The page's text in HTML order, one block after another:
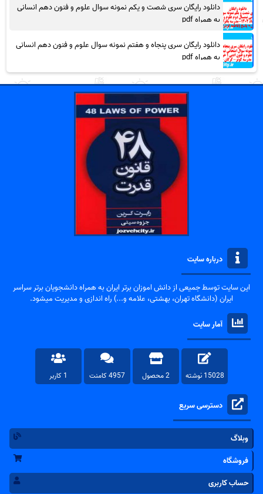
دانلود رایگان سری شصت و یکم نمونه سوال علوم و فنون دهم انسانی
به همراه pdf
دانلود رایگان سری پنجاه و هفتم نمونه سوال علوم و فنون دهم انسانی
به همراه pdf
درباره سایت
این سایت توسط جمیعی از دانش اموزان برتر ایران به همراه دانشجویان برتر سراسر
ایران (دانشگاه تهران، بهشتی، علامه و...) راه اندازی و مدیریت میشود.
آمار سایت
15028 نوشته 2 محصول 4957 کامنت 1 کاربر
دسترسی سریع
وبلاگ
فروشگاه
حساب کاربری